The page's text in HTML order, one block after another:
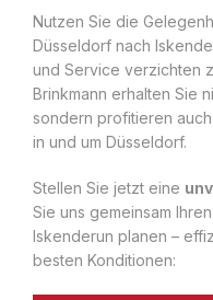
Nutzen Sie die
Düsseldorf nach
und Service verzichten
Brinkmann erhalten Sie
sondern profitieren
in und um Düsseldorf.
Stellen Sie jetzt eine
Sie uns gemeinsam
Iskenderun planen –
besten Konditionen: